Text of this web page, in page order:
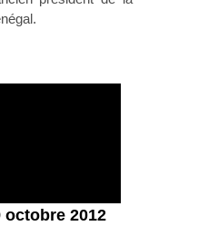
octobre 2012